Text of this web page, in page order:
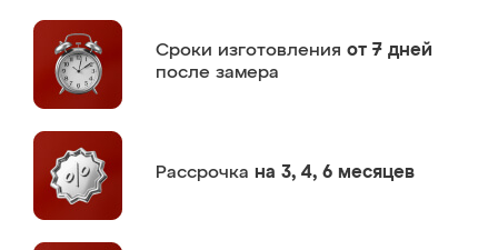
Сроки изготовления от 7 дней
после замера
Рассрочка на 3, 4, 6 месяцев